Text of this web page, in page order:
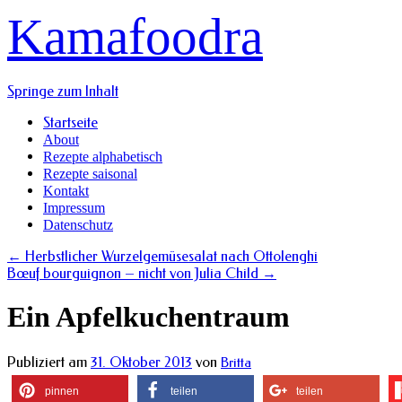
Kamafoodra
Springe zum Inhalt
Startseite
About
Rezepte alphabetisch
Rezepte saisonal
Kontakt
Impressum
Datenschutz
← Herbstlicher Wurzelgemüsesalat nach Ottolenghi
Bœuf bourguignon – nicht von Julia Child →
Ein Apfelkuchentraum
Publiziert am 31. Oktober 2013 von Britta
pinnen teilen teilen